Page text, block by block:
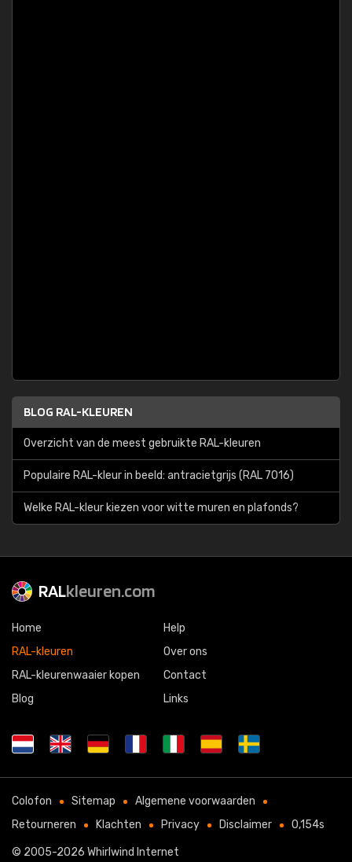
BLOG RAL-KLEUREN
Overzicht van de meest gebruikte RAL-kleuren
Populaire RAL-kleur in beeld: antracietgrijs (RAL 7016)
Welke RAL-kleur kiezen voor witte muren en plafonds?
RALkleuren.com
Home
RAL-kleuren
RAL-kleurenwaaier kopen
Blog
Help
Over ons
Contact
Links
Colofon Sitemap
Algemene voorwaarden
Retourneren
Klachten Privacy Disclaimer 0,154s
© 2005-2026 Whirlwind Internet